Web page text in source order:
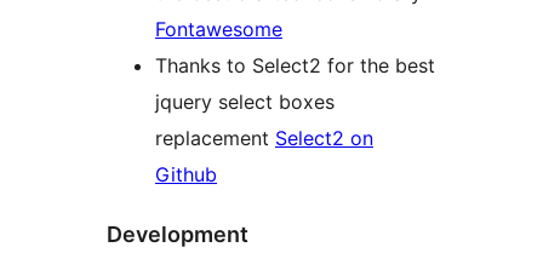
Fontawesome
Thanks to Select2 for the best
jquery select boxes
replacement Select2 on
Github
Development